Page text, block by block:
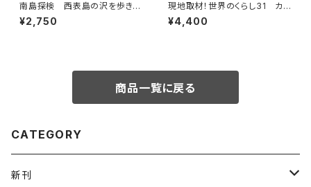
南島探検 西表島の沢を歩きつ
くす
¥2,750
現地取材！世界のくらし31 カナ
ダ
¥4,400
商品一覧に戻る
CATEGORY
新刊